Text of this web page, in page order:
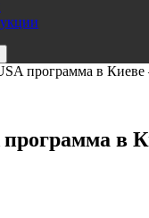
программа в
в